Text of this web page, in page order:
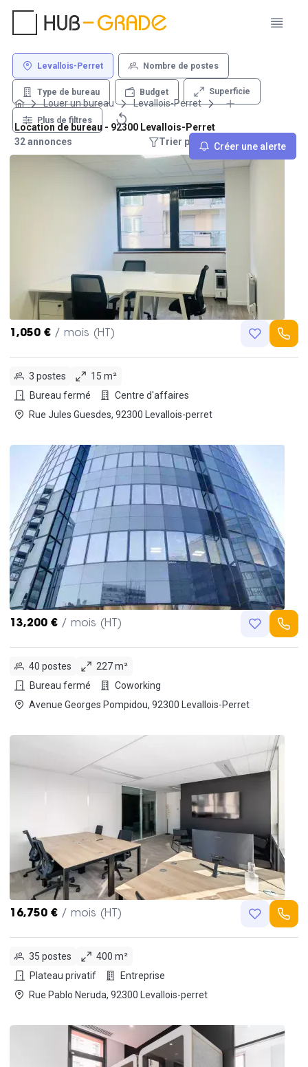
Levallois-Perret Nombre de postes
Type de bureau Budget Superficie
Plus de filtres
Créer une alerte
Louer un bureau Levallois-Perret
Location de bureau - 92300 Levallois-Perret
32 annonces
Trier par : Recommandations
1,050 € / mois (HT)
3 postes
15 m²
Bureau fermé
Centre d'affaires
Rue Jules Guesdes, 92300 Levallois-perret
13,200 € / mois (HT)
40 postes
227 m²
Bureau fermé
Coworking
Avenue Georges Pompidou, 92300 Levallois-Perret
16,750 € / mois (HT)
35 postes
400 m²
Plateau privatif
Entreprise
Rue Pablo Neruda, 92300 Levallois-perret